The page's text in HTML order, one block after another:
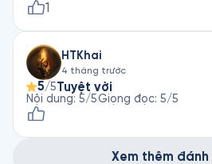
1
HTKhai
4 tháng trước
5/5Tuyệt vời
Nội dung: 5/5Giọng đọc: 5/5
Xem thêm